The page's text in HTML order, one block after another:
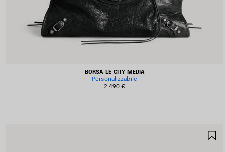
BORSA LE CITY MEDIA
Personalizzabile
2 490 €